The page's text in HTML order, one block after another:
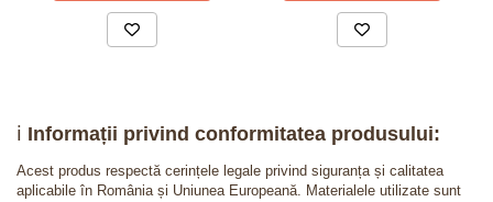
ℹ️ Informații privind conformitatea produsului:
Acest produs respectă cerințele legale privind siguranța și calitatea
aplicabile în România și Uniunea Europeană. Materialele utilizate sunt